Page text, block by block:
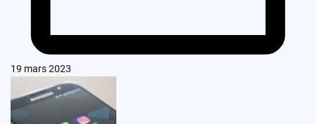
19 mars 2023